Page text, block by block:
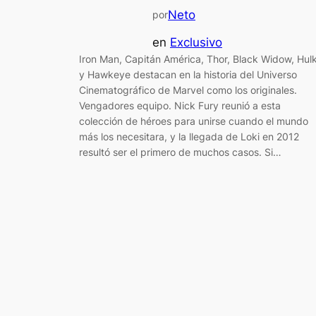
porNeto
en Exclusivo
Iron Man, Capitán América, Thor, Black Widow,
y Hawkeye destacan en la historia del Universo
Cinematográfico de Marvel como los originales.
Vengadores equipo. Nick Fury reunió a esta
colección de héroes para unirse cuando el mundo
más los necesitara, y la llegada de Loki en 2012
resultó ser el primero de muchos casos. Si…